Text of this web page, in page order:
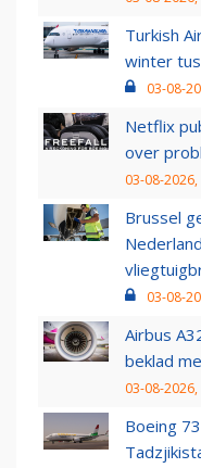
Turkish
winter
03-08-
Netflix
over
03-08-
Brussel
03-08-
Airbus
beklad
03-08-
Boeing